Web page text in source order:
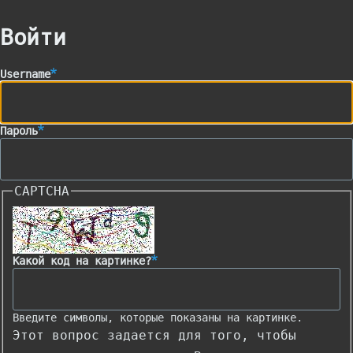
вкладки
навигации
Войти
Username
Пароль
CAPTCHA
Какой код на картинке?
Введите символы, которые показаны на картинке.
Этот вопрос задается для того, чтобы